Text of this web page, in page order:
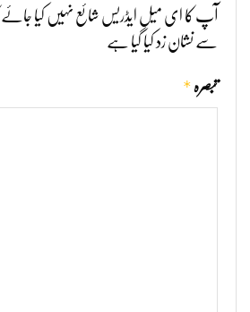
آپ کا ای میل ایڈریس شائع نہیں کیا جائے
سے نشان زد کیا گیا ہے
تبصرہ *